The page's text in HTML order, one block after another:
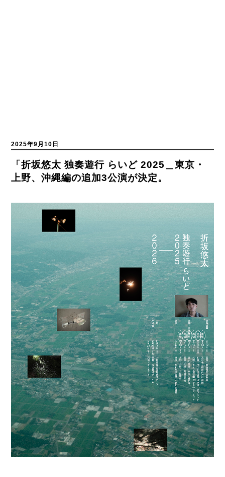
2025年9月10日
「折坂悠太 独奏遊行 らいど 2025＿東京・
上野、沖縄編の追加3公演が決定。